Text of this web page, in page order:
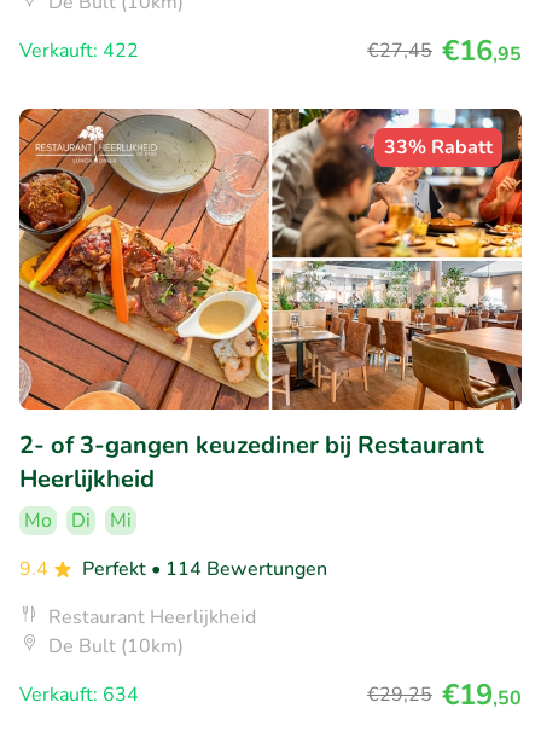
Verkauft: 422
€27,45 €16,95
33% Rabatt
2- of 3-gangen keuzediner bij Restaurant
Heerlijkheid
Mo Di
Mi
9.4
Perfekt • 114 Bewertungen
Restaurant Heerlijkheid
De Bult (10km)
Verkauft: 634
€29,25 €19,50